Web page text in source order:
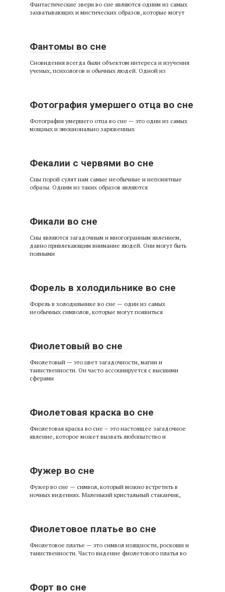
Фантастические звери во сне являются одним из самых
захватывающих и мистических образов, которые могут
Фантомы во сне
Сновидения всегда были объектом интереса и изучения
ученых, психологов и обычных людей. Одной из
Фотография умершего отца во сне
Фотография умершего отца во сне — это один из самых
мощных и эмоционально заряженных
Фекалии с червями во сне
Сны порой сулят нам самые необычные и непонятные
образы. Одним из таких образов являются
Фикали во сне
Сны являются загадочным и многогранным явлением,
давно привлекающим внимание людей. Они могут быть
полными
Форель в холодильнике во сне
Форель в холодильнике во сне — один из самых
необычных символов, которые могут появиться
Фиолетовый во сне
Фиолетовый — это цвет загадочности, магии и
таинственности. Он часто ассоциируется с высшими
сферами
Фиолетовая краска во сне
Фиолетовая краска во сне – это настоящее загадочное
явление, которое может вызвать любопытство и
Фужер во сне
Фужер во сне — символ, который можно встретить в
ночных видениях. Маленький кристальный стаканчик,
Фиолетовое платье во сне
Фиолетовое платье — это символ изящности, роскоши и
таинственности. Часто видение фиолетового платья во
Форт во сне